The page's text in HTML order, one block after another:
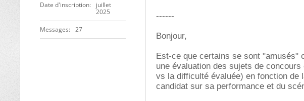
Date d'inscription
juillet
2025
Messages 27
------
Bonjour,
Est-ce que certains se sont "amusés"
une évaluation des sujets de
vs la difficulté évaluée) en fonction de
candidat sur sa performance et du